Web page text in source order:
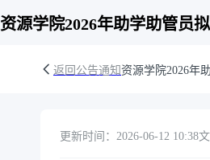
资源学院2026年助学助管员
返回公告通知资源学院2026年
更新时间：2026-06-12 10:38